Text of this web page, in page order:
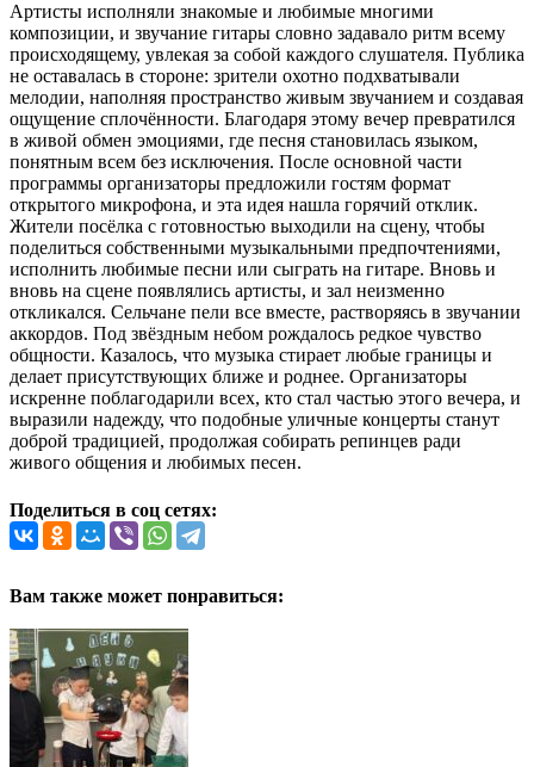
Артисты исполняли знакомые и любимые многими
композиции, и звучание гитары словно задавало ритм всему
происходящему, увлекая за собой каждого слушателя. Публика
не оставалась в стороне: зрители охотно подхватывали
мелодии, наполняя пространство живым звучанием и создавая
ощущение сплочённости. Благодаря этому вечер превратился
в живой обмен эмоциями, где песня становилась языком,
понятным всем без исключения. После основной части
программы организаторы предложили гостям формат
открытого микрофона, и эта идея нашла горячий отклик.
Жители посёлка с готовностью выходили на сцену, чтобы
поделиться собственными музыкальными предпочтениями,
исполнить любимые песни или сыграть на гитаре. Вновь и
вновь на сцене появлялись артисты, и зал неизменно
откликался. Сельчане пели все вместе, растворяясь в звучании
аккордов. Под звёздным небом рождалось редкое чувство
общности. Казалось, что музыка стирает любые границы и
делает присутствующих ближе и роднее. Организаторы
искренне поблагодарили всех, кто стал частью этого вечера, и
выразили надежду, что подобные уличные концерты станут
доброй традицией, продолжая собирать репинцев ради
живого общения и любимых песен.
Поделиться в соц сетях:
Вам также может понравиться: